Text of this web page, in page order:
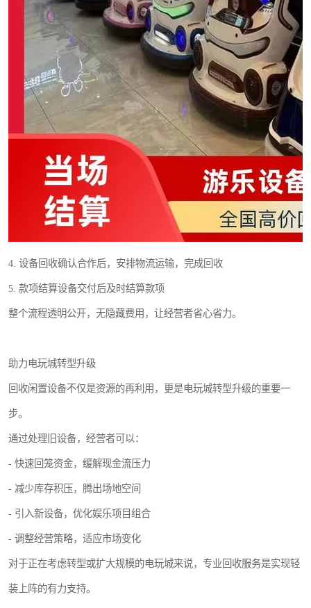
4. 设备回收确认合作后，安排物流运输，完成回收
5. 款项结算设备交付后及时结算款项
整个流程透明公开，无隐藏费用，让经营者省心省力。
助力电玩城转型升级
回收闲置设备不仅是资源的再利用，更是电玩城转型升级的重要一
步。
通过处理旧设备，经营者可以：
- 快速回笼资金，缓解现金流压力
- 减少库存积压，腾出场地空间
- 引入新设备，优化娱乐项目组合
- 调整经营策略，适应市场变化
对于正在考虑转型或扩大规模的电玩城来说，专业回收服务是实现轻
装上阵的有力支持。